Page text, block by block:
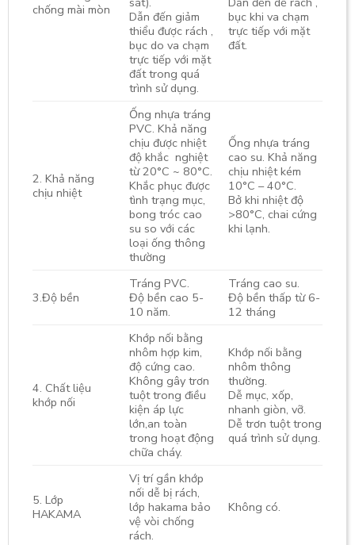
chống mài mòn
Dẫn đến giảm
thiểu được rách ,
bục do va chạm
trực tiếp với mặt
đất trong quá
trình sử dụng.
bục khi va chạm
trực tiếp với mặt
đất.
2. Khả năng
chịu nhiệt
Ống nhựa tráng
PVC. Khả năng
chịu được nhiệt
độ khắc nghiệt
từ 20°C ~ 80°C.
Khắc phục được
tình trạng mục,
bong tróc cao
su so với các
loại ống thông
thường
Ống nhựa tráng
cao su. Khả năng
chịu nhiệt kém
10°C – 40°C.
Bở khi nhiệt độ
>80°C, chai cứng
khi lạnh.
3.Độ bền
Tráng PVC.
Độ bền cao 5-
10 năm.
Tráng cao su.
Độ bền thấp từ 6-
12 tháng
4. Chất liệu
khớp nối
Khớp nối bằng
nhôm hợp kim,
độ cứng cao.
Không gây trơn
tuột trong điều
kiện áp lực
lớn,an toàn
trong hoạt động
chữa cháy.
Khớp nối bằng
nhôm thông
thường.
Dễ mục, xốp,
nhanh giòn, vỡ.
Dễ trơn tuột trong
quá trình sử dụng.
5. Lớp
HAKAMA
Vị trí gần khớp
nối dễ bị rách,
lớp hakama bảo
vệ vòi chống
rách.
Không có.